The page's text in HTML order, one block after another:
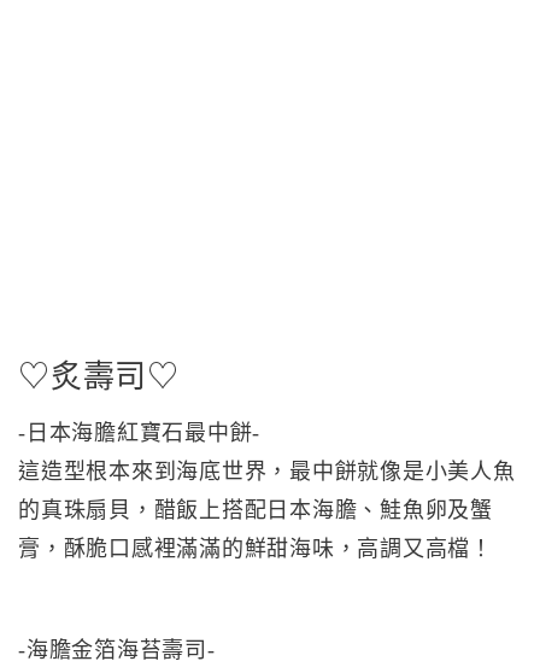
♡炙壽司♡
-日本海膽紅寶石最中餅-
這造型根本來到海底世界，最中餅就像是小美人魚
的真珠扇貝，醋飯上搭配日本海膽、鮭魚卵及蟹
膏，酥脆口感裡滿滿的鮮甜海味，高調又高檔！
-海膽金箔海苔壽司-